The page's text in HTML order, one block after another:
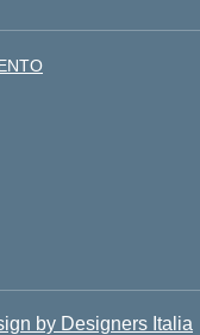
by Designers Italia